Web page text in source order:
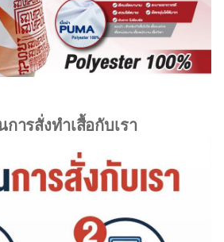
ารสั่งทำเสื้อกับเรา